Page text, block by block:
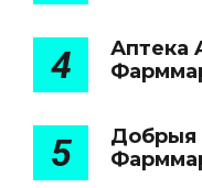
4
Аптека
5
Добрыя